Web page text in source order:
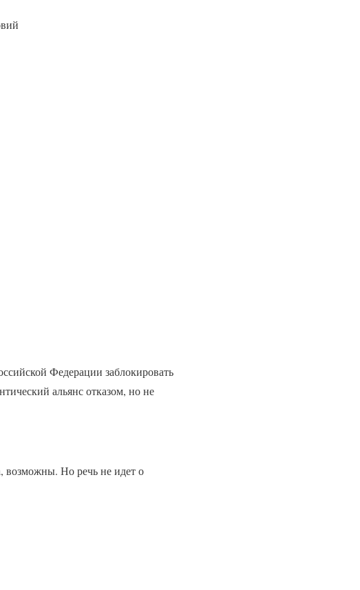
Федерации заблокировать
альянс отказом, но не
возможны. Но речь не идет о